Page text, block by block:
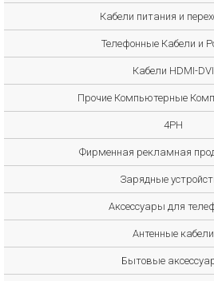
Кабели питания и
Телефонные Кабели и
Кабели HDMI-DVI
Прочие Компьютерные
4PH
Фирменная рекламная
Зарядные
Аксессуары для
Антенные кабели
Бытовые